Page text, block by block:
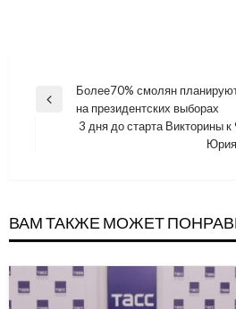
Навигация
Previous
Более70% смолян
на президентских выборах
3 дня до старта Викторины
Юрия
ВАМ ТАКЖЕ МОЖЕТ